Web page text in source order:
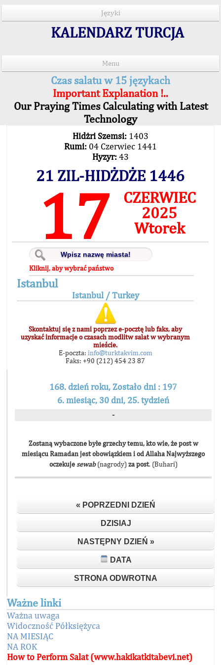
Języki
KALENDARZ TURCJA
Menu
Czas salatu w 15 językach
Important Explanation !..
Our Praying Times Calculating with Latest
Technology
Hidżri Szemsi: 1403
Rumi: 04 Czerwiec 1441
Hyzyr: 43
21 ZIL-HIDŻDŻE 1446
17
CZERWIEC
2025
Wtorek
Kliknij, aby wybrać państwo
Istanbul
Istanbul / Turkey
Skontaktuj się z nami poprzez e-pocztę lub faks, aby
uzyskać informacje o czasach modlitw salat w wybranym
mieście.
E-poczta: info@turktakvim.com
Faks: +90 (212) 454 23 87
168. dzień roku, Zostało dni : 197
6. miesiąc, 30 dni, 25. tydzień
-
Zostaną wybaczone byłe grzechy temu, kto wie, że post w
miesiącu Ramadan jest obowiązkiem i od Allaha Najwyższego
oczekuje sewab (nagrody) za post. (Buhari)
« POPRZEDNI DZIEŃ
DZISIAJ
NASTĘPNY DZIEŃ »
DATA
STRONA ODWROTNA
Ważne linki
Ważna uwaga
Widoczność Półksiężyca
NA MIESIĄC
NA ROK
How to Perform Salat (www.hakikatkitabevi.net)